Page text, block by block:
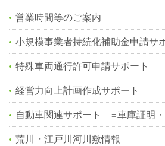
営業時間等のご案内
小規模事業者持続化補助金申請サ
特殊車両通行許可申請サポート
経営力向上計画作成サポート
自動車関連サポート =車庫証明
荒川・江戸川河川敷情報